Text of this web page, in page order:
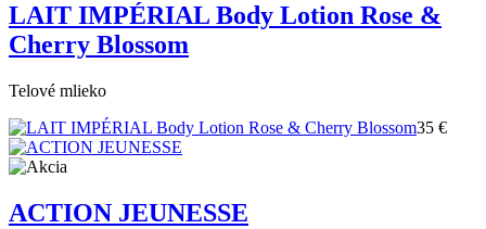
LAIT IMPÉRIAL Body Lotion Rose &
Cherry Blossom
Telové mlieko
35 €
ACTION JEUNESSE